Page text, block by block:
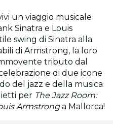
un viaggio musicale
Sinatra e Louis
swing di Sinatra alla
di Armstrong, la loro
tributo dal
di due icone
del jazz e della musica
per The Jazz Room:
Armstronga Mallorca!